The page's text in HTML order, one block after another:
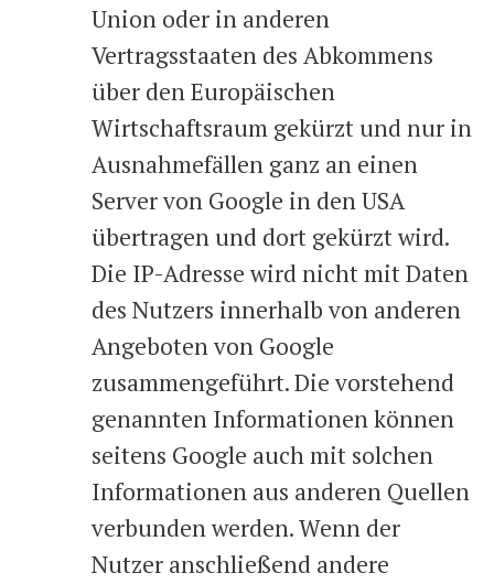
Union oder in anderen
Vertragsstaaten des Abkommens
über den Europäischen
Wirtschaftsraum gekürzt und nur in
Ausnahmefällen ganz an einen
Server von Google in den USA
übertragen und dort gekürzt wird.
Die IP-Adresse wird nicht mit Daten
des Nutzers innerhalb von anderen
Angeboten von Google
zusammengeführt. Die vorstehend
genannten Informationen können
seitens Google auch mit solchen
Informationen aus anderen Quellen
verbunden werden. Wenn der
Nutzer anschließend andere